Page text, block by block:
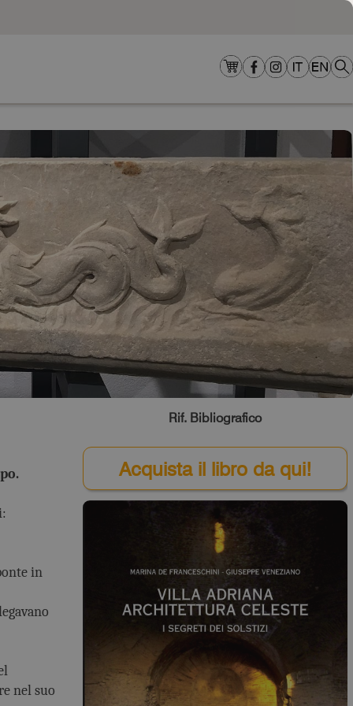
in
nel suo
Rif. Bibliografico
Acquista il libro da qui!